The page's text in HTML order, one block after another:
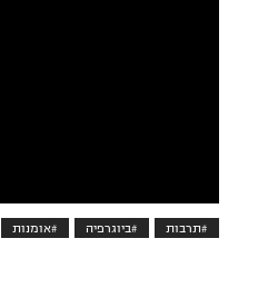
#תרבות #ביוגרפיה #אומנות